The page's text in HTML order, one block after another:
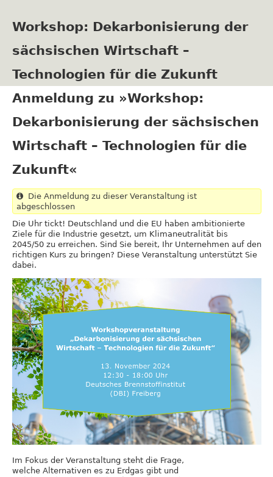
Inhalt
Workshop: Dekarbonisierung der
sächsischen Wirtschaft –
Technologien für die Zukunft
Anmeldung zu »Workshop:
Dekarbonisierung der sächsischen
Wirtschaft – Technologien für die
Zukunft«
Die Anmeldung zu dieser Veranstaltung ist
abgeschlossen
Die Uhr tickt! Deutschland und die EU haben ambitionierte
Ziele für die Industrie gesetzt, um Klimaneutralität bis
2045/50 zu erreichen. Sind Sie bereit, Ihr Unternehmen auf den
richtigen Kurs zu bringen? Diese Veranstaltung unterstützt Sie
dabei.
Im Fokus der Veranstaltung steht die Frage,
welche Alternativen es zu Erdgas gibt und